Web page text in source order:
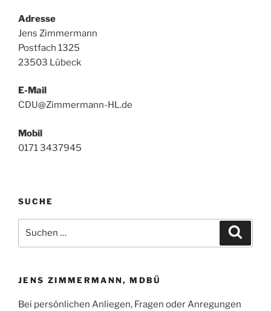
Adresse
Jens Zimmermann
Postfach 1325
23503 Lübeck
E-Mail
CDU@Zimmermann-HL.de
Mobil
0171 3437945
SUCHE
nach:
JENS ZIMMERMANN, MDBÜ
Bei persönlichen Anliegen, Fragen oder Anregungen